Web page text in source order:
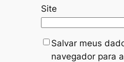
Site
Salvar meus
navegador para